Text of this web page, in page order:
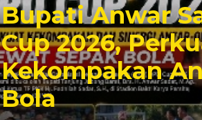
Bupati Anwar
Cup 2026,
Kekompakan
Bola